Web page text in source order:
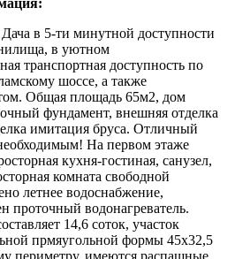
Дача в 5-ти минутной доступности
в уютном
транспортная доступность по
шоссе, а также
Общая площадь 65м2, дом
фундамент, внешняя отделка
имитация бруса. Отличный
На первом этаже
кухня-гостиная, санузел,
комната свободной
летнее водоснабжение,
проточный водонагреватель.
14,6 соток, участок
прмяугольной формы 45х32,5
периметру, имеются распашные